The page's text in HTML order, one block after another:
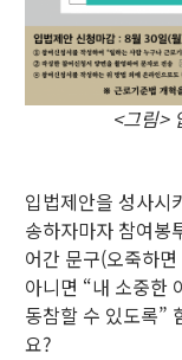
<그림>
입법제안을 성사시
송하자마자 참여봉
어간 문구(오죽하
아니면 “내 소중한
동참할 수 있도록”
요?